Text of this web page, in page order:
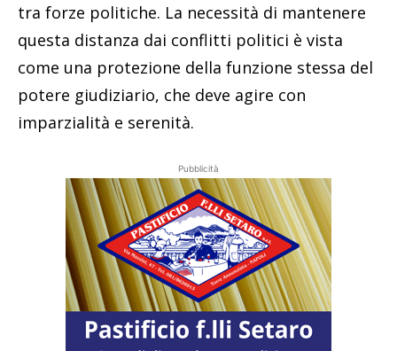
tra forze politiche. La necessità di mantenere
questa distanza dai conflitti politici è vista
come una protezione della funzione stessa del
potere giudiziario, che deve agire con
imparzialità e serenità.
Pubblicità